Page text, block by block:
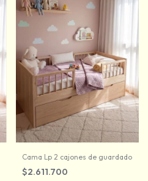
Cama Lp 2 cajones de guardado
$2.611.700